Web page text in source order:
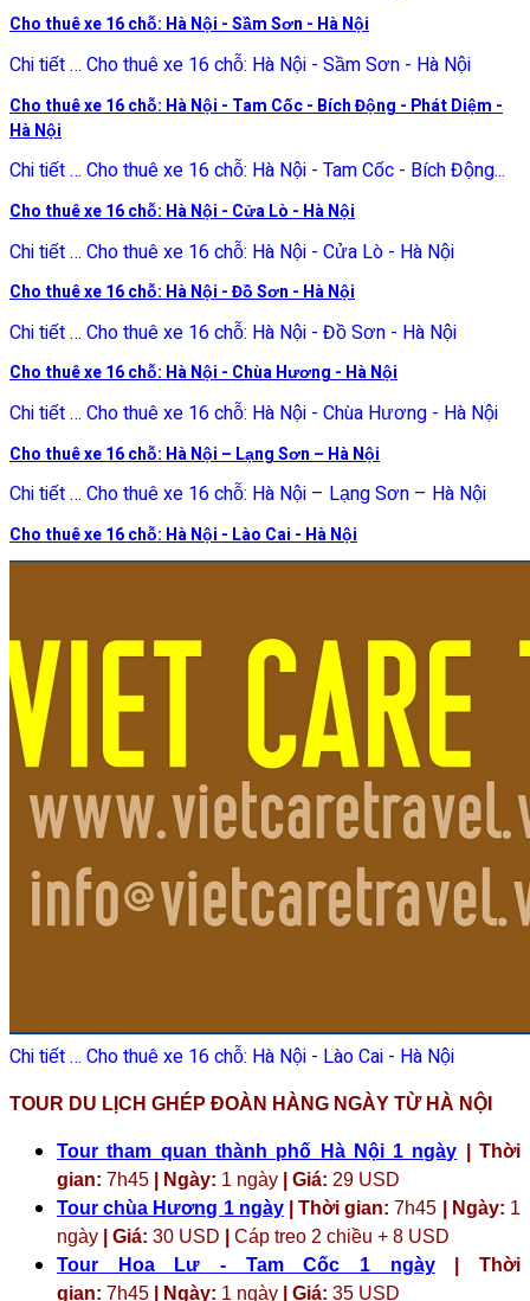
Cho thuê xe 16 chỗ: Hà Nội - Sầm Sơn - Hà Nội
Chi tiết … Cho thuê xe 16 chỗ: Hà Nội - Sầm Sơn - Hà Nội
Cho thuê xe 16 chỗ: Hà Nội - Tam Cốc - Bích Động - Phát Diệm -
Hà Nội
Chi tiết … Cho thuê xe 16 chỗ: Hà Nội - Tam Cốc - Bích Động...
Cho thuê xe 16 chỗ: Hà Nội - Cửa Lò - Hà Nội
Chi tiết … Cho thuê xe 16 chỗ: Hà Nội - Cửa Lò - Hà Nội
Cho thuê xe 16 chỗ: Hà Nội - Đồ Sơn - Hà Nội
Chi tiết … Cho thuê xe 16 chỗ: Hà Nội - Đồ Sơn - Hà Nội
Cho thuê xe 16 chỗ: Hà Nội - Chùa Hương - Hà Nội
Chi tiết … Cho thuê xe 16 chỗ: Hà Nội - Chùa Hương - Hà Nội
Cho thuê xe 16 chỗ: Hà Nội – Lạng Sơn – Hà Nội
Chi tiết … Cho thuê xe 16 chỗ: Hà Nội – Lạng Sơn – Hà Nội
Cho thuê xe 16 chỗ: Hà Nội - Lào Cai - Hà Nội
Chi tiết … Cho thuê xe 16 chỗ: Hà Nội - Lào Cai - Hà Nội
TOUR DU LỊCH GHÉP ĐOÀN HÀNG NGÀY TỪ HÀ NỘI
Tour tham quan thành phố Hà Nội 1 ngày | Thời
gian: 7h45 | Ngày: 1 ngày | Giá: 29 USD
Tour chùa Hương 1 ngày| Thời gian: 7h45 | Ngày: 1
ngày | Giá: 30 USD
Cáp treo 2 chiều + 8 USD
Tour Hoa Lư - Tam Cốc 1 ngày| Thời
gian: 7h45 | Ngày: 1 ngày | Giá: 35 USD